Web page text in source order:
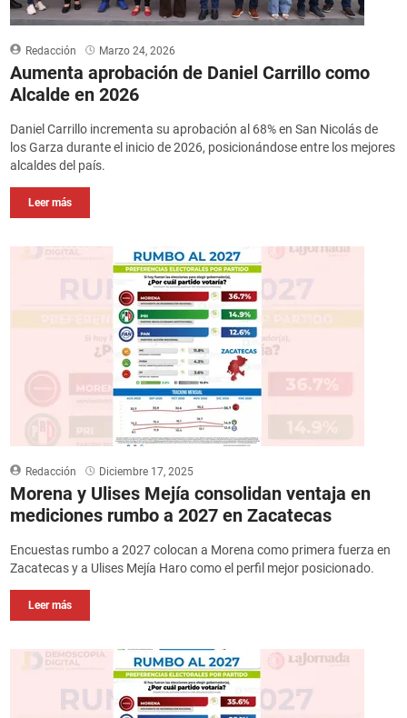
Redacción Marzo 24, 2026
Aumenta aprobación de Daniel Carrillo como
Alcalde en 2026
Daniel Carrillo incrementa su aprobación al 68% en San Nicolás de
los Garza durante el inicio de 2026, posicionándose entre los mejores
alcaldes del país.
Leer más
Redacción Diciembre 17, 2025
Morena y Ulises Mejía consolidan ventaja en
mediciones rumbo a 2027 en Zacatecas
Encuestas rumbo a 2027 colocan a Morena como primera fuerza en
Zacatecas y a Ulises Mejía Haro como el perfil mejor posicionado.
Leer más